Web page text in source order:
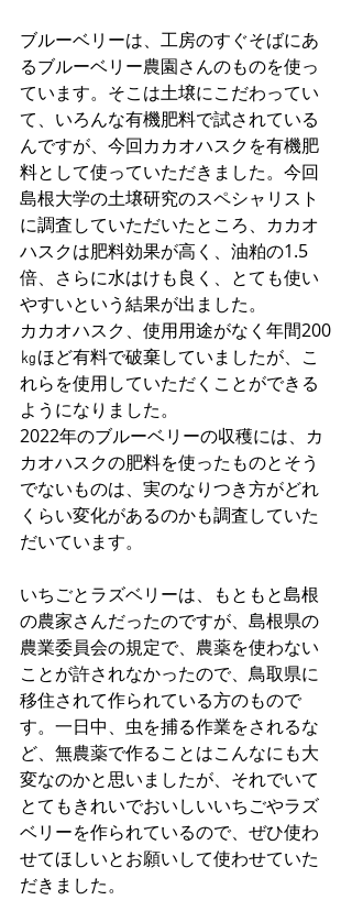
ブルーベリーは、工房のすぐそばにあ
るブルーベリー農園さんのものを使っ
ています。そこは土壌にこだわってい
て、いろんな有機肥料で試されている
んですが、今回カカオハスクを有機肥
料として使っていただきました。今回
島根大学の土壌研究のスペシャリスト
に調査していただいたところ、カカオ
ハスクは肥料効果が高く、油粕の1.5
倍、さらに水はけも良く、とても使い
やすいという結果が出ました。
カカオハスク、使用用途がなく年間200
㎏ほど有料で破棄していましたが、こ
れらを使用していただくことができる
ようになりました。
2022年のブルーベリーの収穫には、カ
カオハスクの肥料を使ったものとそう
でないものは、実のなりつき方がどれ
くらい変化があるのかも調査していた
だいています。
いちごとラズベリーは、もともと島根
の農家さんだったのですが、島根県の
農業委員会の規定で、農薬を使わない
ことが許されなかったので、鳥取県に
移住されて作られている方のもので
す。一日中、虫を捕る作業をされるな
ど、無農薬で作ることはこんなにも大
変なのかと思いましたが、それでいて
とてもきれいでおいしいいちごやラズ
ベリーを作られているので、ぜひ使わ
せてほしいとお願いして使わせていた
だきました。